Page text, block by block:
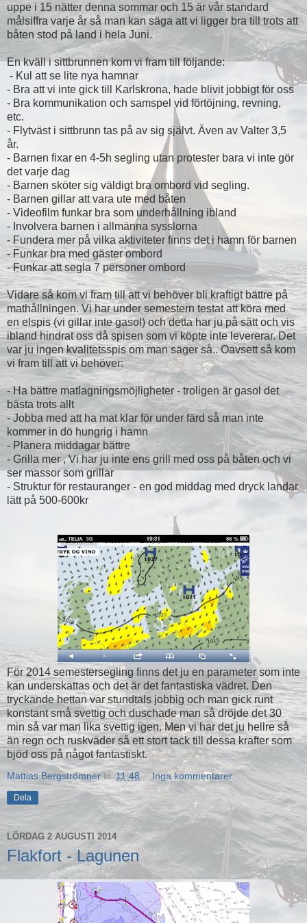
uppe i 15 nätter denna sommar och 15 är vår standard
målsiffra varje år så man kan säga att vi ligger bra till trots att
båten stod på land i hela Juni.
En kväll i sittbrunnen kom vi fram till följande:
- Kul att se lite nya hamnar
- Bra att vi inte gick till Karlskrona, hade blivit jobbigt för oss
- Bra kommunikation och samspel vid förtöjning, revning,
etc.
- Flytväst i sittbrunn tas på av sig självt. Även av Valter 3,5
år.
- Barnen fixar en 4-5h segling utan protester bara vi inte gör
det varje dag
- Barnen sköter sig väldigt bra ombord vid segling.
- Barnen gillar att vara ute med båten
- Videofilm funkar bra som underhållning ibland
- Involvera barnen i allmänna sysslorna
- Fundera mer på vilka aktiviteter finns det i hamn för barnen
- Funkar bra med gäster ombord
- Funkar att segla 7 personer ombord
Vidare så kom vi fram till att vi behöver bli kraftigt bättre på
mathållningen. Vi har under semestern testat att köra med
en elspis (vi gillar inte gasol) och detta har ju på sätt och vis
ibland hindrat oss då spisen som vi köpte inte levererar. Det
var ju ingen kvalitetsspis om man säger så.. Oavsett så kom
vi fram till att vi behöver:
- Ha bättre matlagningsmöjligheter - troligen är gasol det
bästa trots allt
- Jobba med att ha mat klar för under färd så man inte
kommer in dö hungrig i hamn
- Planera middagar bättre
- Grilla mer , Vi har ju inte ens grill med oss på båten och vi
ser massor som grillar
- Struktur för restauranger - en god middag med dryck landar
lätt på 500-600kr
För 2014 semestersegling finns det ju en parameter som inte
kan underskattas och det är det fantastiska vädret. Den
tryckande hettan var stundtals jobbig och man gick runt
konstant små svettig och duschade man så dröjde det 30
min så var man lika svettig igen. Men vi har det ju hellre så
än regn och ruskväder så ett stort tack till dessa krafter som
bjöd oss på något fantastiskt.
Mattias Bergströmner kl.11:48 Inga kommentarer:
Dela
LÖRDAG 2 AUGUSTI 2014
Flakfort - Lagunen